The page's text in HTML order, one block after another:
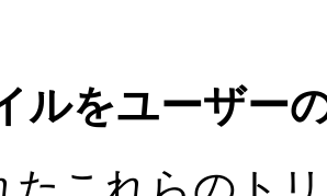
ルをユーザー